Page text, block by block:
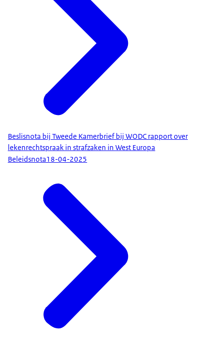
Beslisnota bij Tweede Kamerbrief bij WODC rapport over
lekenrechtspraak in strafzaken in West Europa
Beleidsnota18-04-2025